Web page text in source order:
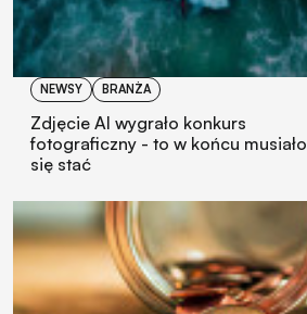
NEWSY BRANŻA
Zdjęcie AI wygrało konkurs
fotograficzny - to w końcu musiało
się stać